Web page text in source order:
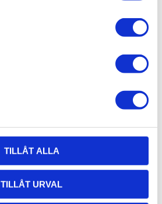
TILLÅT ALLA
TILLÅT URVAL
Planbricka
BRB 8,4x16 fzb, 1st